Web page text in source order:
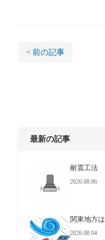
< 前の記事
最新の記事
耐震工法
2026.08.06
関東地方は
2026.08.04